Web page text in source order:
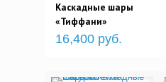
Каскадные шары
«Тиффани»
16,400 руб.